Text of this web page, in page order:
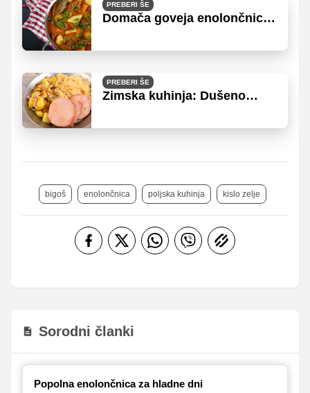
PREBERI ŠE
Domača goveja enolončnica,
PREBERI ŠE
Zimska kuhinja: Dušeno
bigoš enolončnica poljska kuhinja kislo zelje
Sorodni članki
Popolna enolončnica za hladne dni